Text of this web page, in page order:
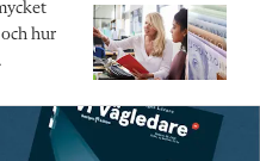
hur